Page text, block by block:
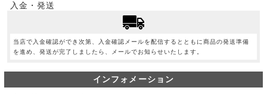
入金・発送
当店で入金確認ができ次第、入金確認メールを配信するとともに商品の発送準備
を進め、発送が完了しましたら、メールでお知らせいたします。
インフォメーション